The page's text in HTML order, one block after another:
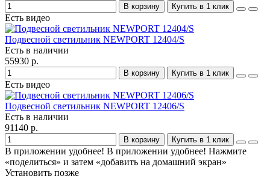
В корзину Купить в 1 клик
Есть видео
Подвесной светильник NEWPORT 12404/S
Есть в наличии
55930 р.
В корзину Купить в 1 клик
Есть видео
Подвесной светильник NEWPORT 12406/S
Есть в наличии
91140 р.
В корзину Купить в 1 клик
В приложении удобнее! В приложении удобнее! Нажмите
«поделиться» и затем «добавить на домашний экран»
Установить позже